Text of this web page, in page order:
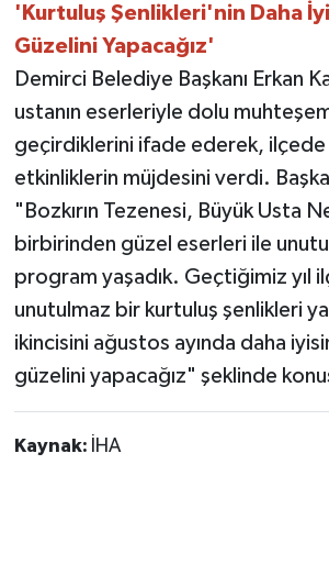
'Kurtuluş Şenlikleri'nin Daha
Güzelini Yapacağız'
Demirci Belediye Başkanı Erkan
ustanın eserleriyle dolu
geçirdiklerini ifade ederek, ilçede
etkinliklerin müjdesini verdi.
"Bozkırın Tezenesi, Büyük Usta
birbirinden güzel eserleri ile
program yaşadık. Geçtiğimiz yıl
unutulmaz bir kurtuluş şenlikleri
ikincisini ağustos ayında daha
güzelini yapacağız" şeklinde
Kaynak: İHA